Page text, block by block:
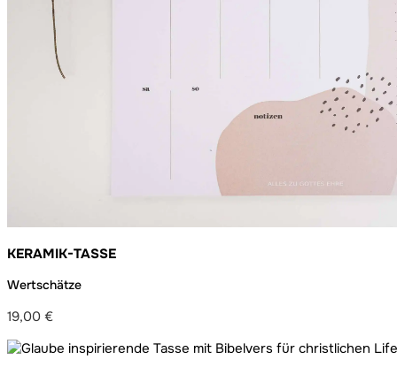
KERAMIK-TASSE
Wertschätze
19,00 €